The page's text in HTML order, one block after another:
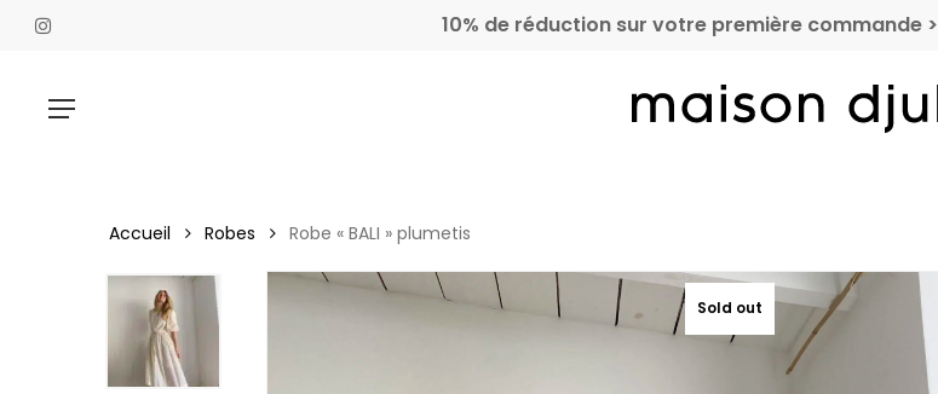
content
instagram
10% de réduction sur votre première commande >
Menu
Accueil Robes Robe « BALI » plumetis
Sold out